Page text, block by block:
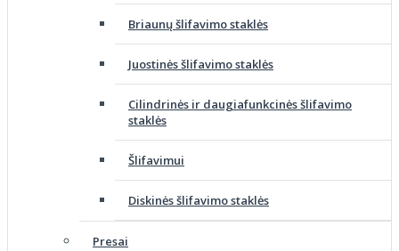
Briaunų šlifavimo staklės
Juostinės šlifavimo staklės
Cilindrinės ir daugiafunkcinės šlifavimo
staklės
Šlifavimui
Diskinės šlifavimo staklės
Presai